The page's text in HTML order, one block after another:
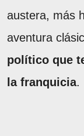
austera, más
aventura
político que
la franquicia.